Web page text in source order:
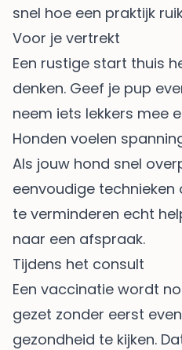
snel hoe een praktijk
Voor je vertrekt
Een rustige start thuis
denken. Geef je pup
neem iets lekkers mee
Honden voelen
Als jouw hond snel
eenvoudige technieken
te verminderen echt
naar een afspraak.
Tijdens het consult
Een vaccinatie wordt
gezet zonder eerst
gezondheid te kijken.